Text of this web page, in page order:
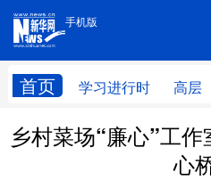
手机版
首页 学习进行时 高层
手机版
网站
学习进行时 高层
乡村菜场“廉心”工
心